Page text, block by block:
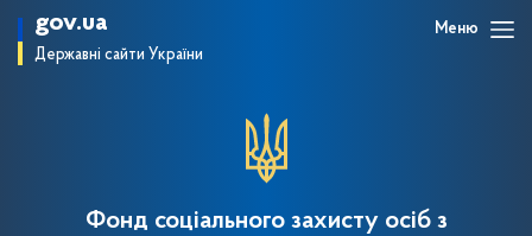
gov.ua
Державні сайти України
Меню
Фонд соціального захисту осіб з